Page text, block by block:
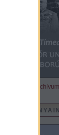
Részletek és